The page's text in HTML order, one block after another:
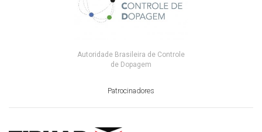
Autoridade Brasileira de Controle
de Dopagem
Patrocinadores